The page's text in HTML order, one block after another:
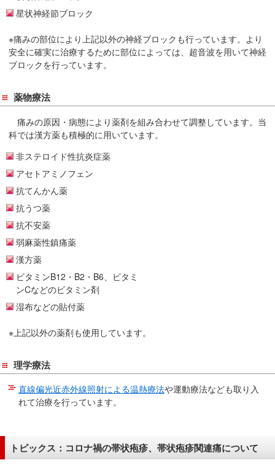
星状神経節ブロック
※痛みの部位により上記以外の神経ブロックも行っています。より
安全に確実に治療するために部位によっては、超音波を用いて神経
ブロックを行っています。
薬物療法
痛みの原因・病態により薬剤を組み合わせて調整しています。当
科では漢方薬も積極的に用いています。
非ステロイド性抗炎症薬
アセトアミノフェン
抗てんかん薬
抗うつ薬
抗不安薬
弱麻薬性鎮痛薬
漢方薬
ビタミンB12・B2・B6、ビタミ
ンCなどのビタミン剤
湿布などの貼付薬
※上記以外の薬剤も使用しています。
理学療法
直線偏光近赤外線照射による温熱療法や運動療法なども取り入
れて治療を行っています。
トピックス：コロナ禍の帯状疱疹、帯状疱疹関連痛について